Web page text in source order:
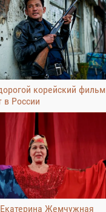
корейский фильм
в России
Жемчужная